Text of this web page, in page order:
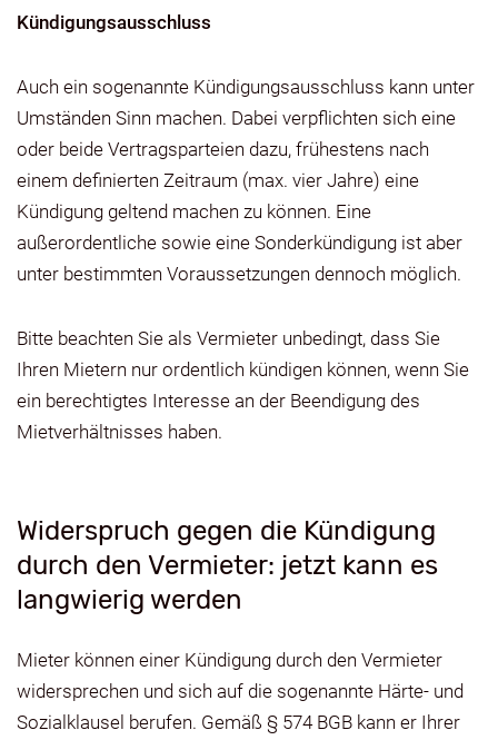
Kündigungsausschluss
Auch ein sogenannte Kündigungsausschluss kann unter
Umständen Sinn machen. Dabei verpflichten sich eine
oder beide Vertragsparteien dazu, frühestens nach
einem definierten Zeitraum (max. vier Jahre) eine
Kündigung geltend machen zu können. Eine
außerordentliche sowie eine Sonderkündigung ist aber
unter bestimmten Voraussetzungen dennoch möglich.
Bitte beachten Sie als Vermieter unbedingt, dass Sie
Ihren Mietern nur ordentlich kündigen können, wenn Sie
ein berechtigtes Interesse an der Beendigung des
Mietverhältnisses haben.
Widerspruch gegen die Kündigung
durch den Vermieter: jetzt kann es
langwierig werden
Mieter können einer Kündigung durch den Vermieter
widersprechen und sich auf die sogenannte Härte- und
Sozialklausel berufen. Gemäß § 574 BGB kann er Ihrer